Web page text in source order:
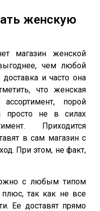
женскую
магазин женской
чем любой
и часто она
что женская
порой
просто не в силах
Приходится
в сам магазин с
При этом, не факт,
с любым типом
так как не все
Ее доставят прямо